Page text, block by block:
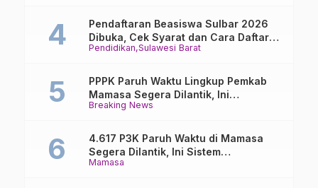
Pendidikan Sulawesi Barat
Pendaftaran Beasiswa Sulbar 2026
Dibuka, Cek Syarat dan Cara Daftar
Online
Breaking News
PPPK Paruh Waktu Lingkup Pemkab
Mamasa Segera Dilantik, Ini
Jadwalnya!
Mamasa
4.617 P3K Paruh Waktu di Mamasa
Segera Dilantik, Ini Sistem
Penggajiannya!